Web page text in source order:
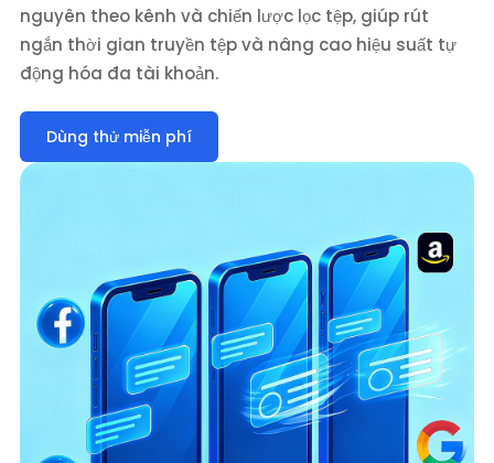
nguyên theo kênh và chiến lược lọc tệp, giúp rút
ngắn thời gian truyền tệp và nâng cao hiệu suất tự
động hóa đa tài khoản.
Dùng thử miễn phí